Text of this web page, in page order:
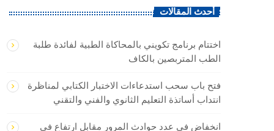
أحدث المقالات
اختتام برنامج تكويني بالمحاكاة الطبية لفائدة طلبة
الطب المتربصين بالكاف
فتح باب سحب استدعاءات الاختبار الكتابي لمناظرة
انتداب أساتذة التعليم الثانوي والفني والتقني
انخفاض في عدد حوادث المرور مقابل ارتفاع في